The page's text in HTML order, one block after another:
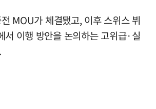
MOU가 체결됐고, 이후 스위스 뷔
서 이행 방안을 논의하는 고위급·실